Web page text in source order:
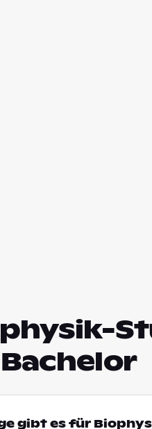
gibt es für